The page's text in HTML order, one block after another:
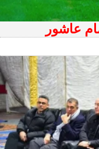
عاشور